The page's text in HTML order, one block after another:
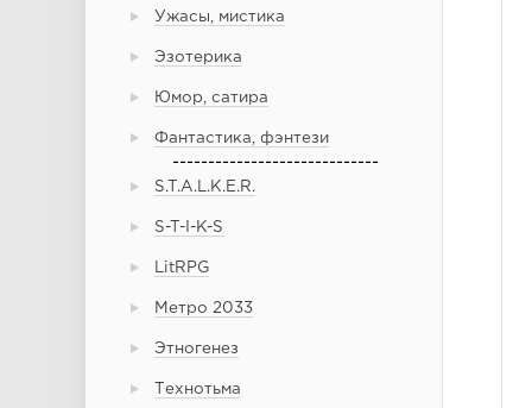
Ужасы, мистика
Эзотерика
Юмор, сатира
Фантастика, фэнтези
-----------------------------
S.T.A.L.K.E.R.
S-T-I-K-S
LitRPG
Метро 2033
Этногенез
Технотьма